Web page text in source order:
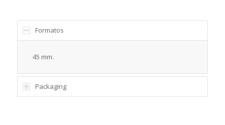
Formatos
45 mm.
Packaging